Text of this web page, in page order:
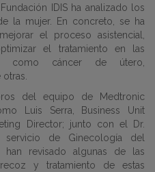
IDIS ha analizado los
la mujer. En concreto, se ha
el proceso asistencial,
el tratamiento en las
como cáncer de útero,
del equipo de Medtronic
Luis Serra, Business Unit
Director; junto con el Dr.
servicio de Ginecología del
han revisado algunas de las
y tratamiento de estas